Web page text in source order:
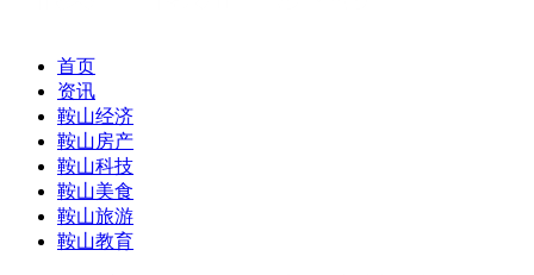
首页
资讯
鞍山经济
鞍山房产
鞍山科技
鞍山美食
鞍山旅游
鞍山教育